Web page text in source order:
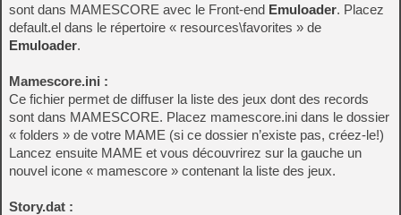
sont dans MAMESCORE avec le Front-end Emuloader. Placez
default.el dans le répertoire « resources\favorites » de
Emuloader.
Mamescore.ini :
Ce fichier permet de diffuser la liste des jeux dont des records
sont dans MAMESCORE. Placez mamescore.ini dans le dossier
« folders » de votre MAME (si ce dossier n’existe pas, créez-le!)
Lancez ensuite MAME et vous découvrirez sur la gauche un
nouvel icone « mamescore » contenant la liste des jeux.
Story.dat :